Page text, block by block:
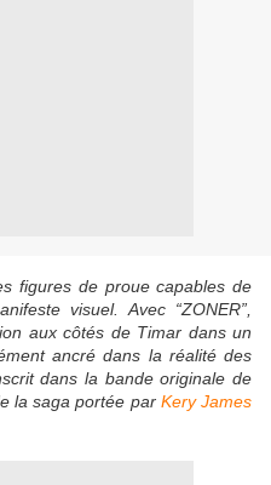
figures de proue capables de
visuel. Avec “ZONER”,
aux côtés de Timar dans un
ancré dans la réalité des
dans la bande originale de
la saga portée par Kery James